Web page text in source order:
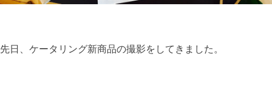
先日、ケータリング新商品の撮影をしてきました。